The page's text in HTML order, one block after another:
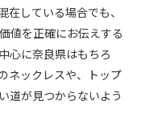
している場合でも、
値を正確にお伝えする
心に奈良県はもちろ
ネックレスや、トップ
道が見つからないよう